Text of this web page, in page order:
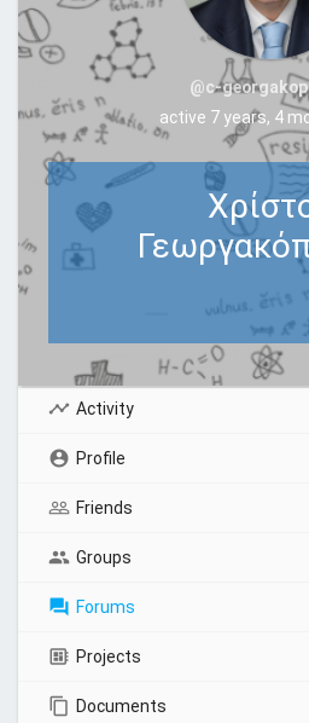
@c-
active 7 years, 4
Activity
Profile
Friends
Groups
Forums
Projects
Documents